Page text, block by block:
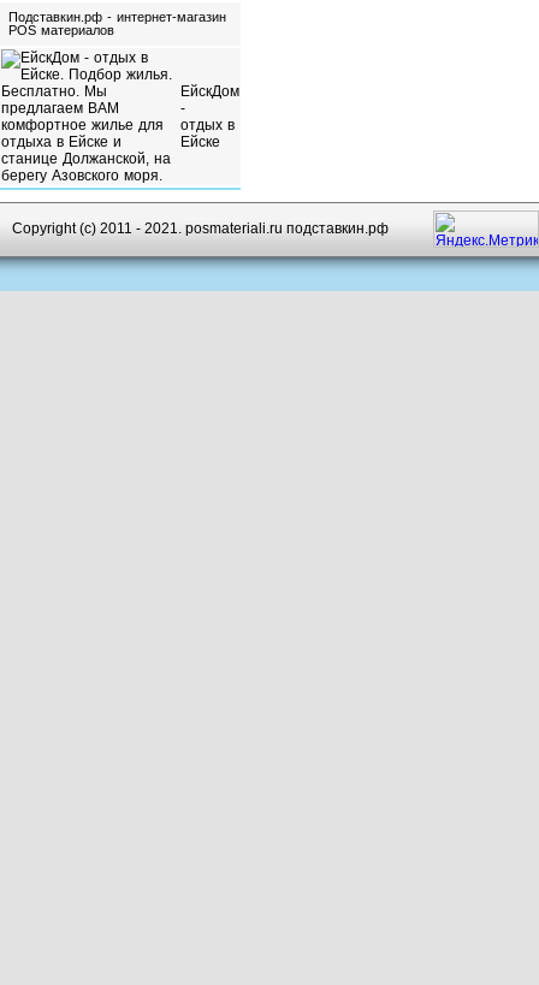
Подставкин.рф - интернет-магазин
POS материалов
ЕйскДом
-
отдых в
Ейске
Copyright (c) 2011 - 2021. posmateriali.ru подставкин.рф